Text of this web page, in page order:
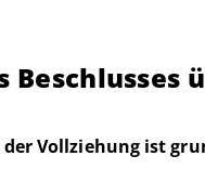
Vollziehung ist